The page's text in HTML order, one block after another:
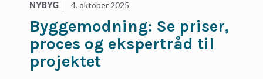
NYBYG 4. oktober 2025
Byggemodning: Se priser,
proces og ekspertråd til
projektet